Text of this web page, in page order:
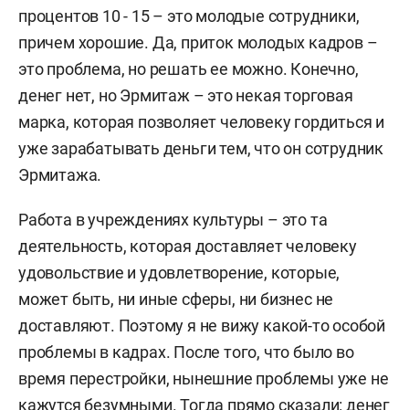
процентов 10 - 15 – это молодые сотрудники,
причем хорошие. Да, приток молодых кадров –
это проблема, но решать ее можно. Конечно,
денег нет, но Эрмитаж – это некая торговая
марка, которая позволяет человеку гордиться и
уже зарабатывать деньги тем, что он сотрудник
Эрмитажа.
Работа в учреждениях культуры – это та
деятельность, которая доставляет человеку
удовольствие и удовлетворение, которые,
может быть, ни иные сферы, ни бизнес не
доставляют. Поэтому я не вижу какой-то особой
проблемы в кадрах. После того, что было во
время перестройки, нынешние проблемы уже не
кажутся безумными. Тогда прямо сказали: денег